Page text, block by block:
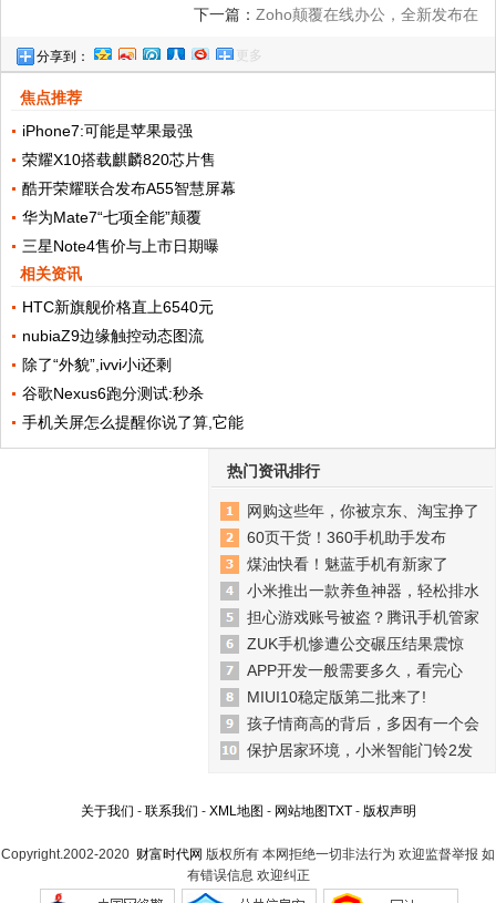
下一篇： Zoho颠覆在线办公，全新发布在
分享到： 更多
焦点推荐
iPhone7:可能是苹果最强
荣耀X10搭载麒麟820芯片售
酷开荣耀联合发布A55智慧屏幕
华为Mate7“七项全能”颠覆
三星Note4售价与上市日期曝
相关资讯
HTC新旗舰价格直上6540元
nubiaZ9边缘触控动态图流
除了“外貌”,ivvi小i还剩
谷歌Nexus6跑分测试:秒杀
手机关屏怎么提醒你说了算,它能
热门资讯排行
网购这些年，你被京东、淘宝挣了
60页干货！360手机助手发布
煤油快看！魅蓝手机有新家了
小米推出一款养鱼神器，轻松排水
担心游戏账号被盗？腾讯手机管家
ZUK手机惨遭公交碾压结果震惊
APP开发一般需要多久，看完心
MIUI10稳定版第二批来了!
孩子情商高的背后，多因有一个会
保护居家环境，小米智能门铃2发
关于我们 - 联系我们 - XML地图 - 网站地图TXT- 版权声明
Copyright.2002-2020 财富时代网 版权所有 本网拒绝一切非法行为 欢迎监督举报 如
有错误信息 欢迎纠正